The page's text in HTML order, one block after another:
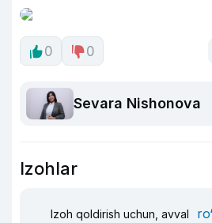
0 0
Sevara Nishonova
Izohlar
Izoh qoldirish uchun, avval